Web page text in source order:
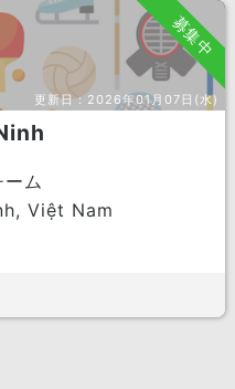
募集中
更新日： 2026年01月07日(水)
ム
Việt Nam